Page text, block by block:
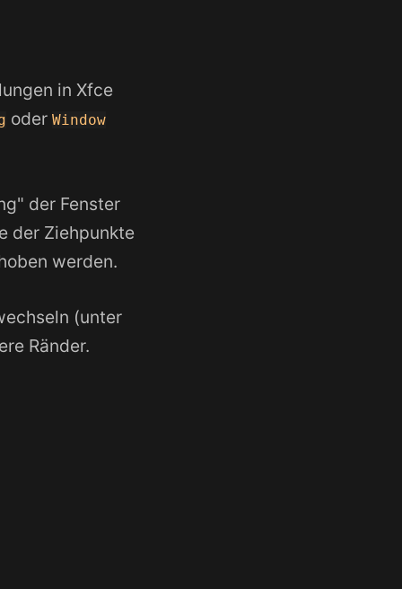
in Xfce
oderWindow
der Fenster
der Ziehpunkte
werden.
(unter
Ränder.